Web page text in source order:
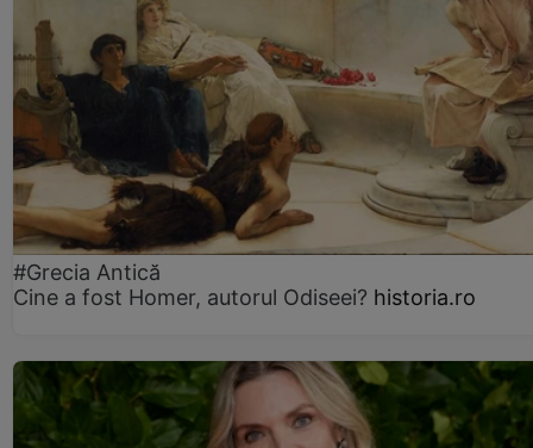
#Grecia Antică
Cine a fost Homer, autorul Odiseei? historia.ro